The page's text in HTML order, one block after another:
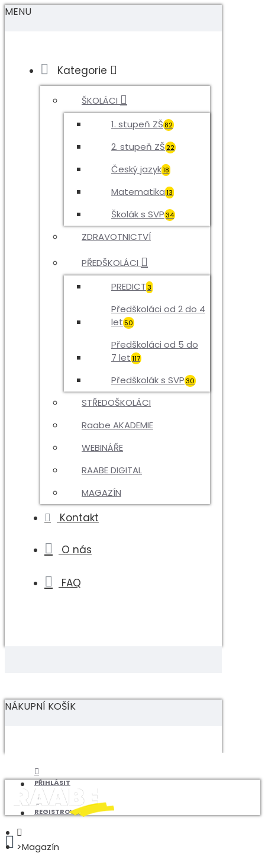
MENU
Kategorie
ŠKOLÁCI
1. stupeň ZŠ 82
2. stupeň ZŠ 22
Český jazyk18
Matematika13
Školák s SVP34
ZDRAVOTNICTVÍ
PŘEDŠKOLÁCI
PREDICT3
Předškoláci od 2 do 4
let50
Předškoláci od 5 do
7 let117
Předškolák s SVP30
STŘEDOŠKOLÁCI
Raabe AKADEMIE
WEBINÁŘE
RAABE DIGITAL
MAGAZÍN
Kontakt
O nás
FAQ
NÁKUPNÍ KOŠÍK
PŘIHLÁSIT
REGISTROVAT
Magazín